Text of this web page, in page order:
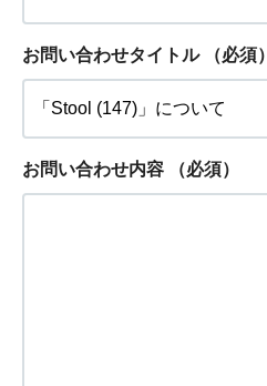
お問い合わせタイトル （必須）
お問い合わせ内容 （必須）